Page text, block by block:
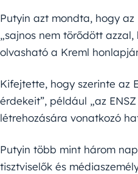
Putyin azt mondta, hogy
„sajnos nem törődött
olvasható a Kreml
Kifejtette, hogy szerinte az
érdekeit”, például „az
létrehozására vonatkozó
Putyin több mint három
tisztviselők és